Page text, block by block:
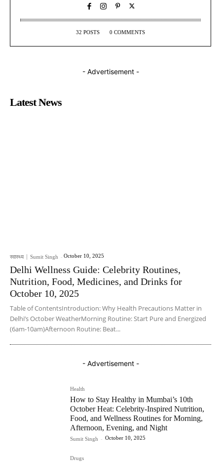
32 POSTS 0 COMMENTS
- Advertisement -
Latest News
स्वास्थ्य Sumit Singh - October 10, 2025
Delhi Wellness Guide: Celebrity Routines,
Nutrition, Food, Medicines, and Drinks for
October 10, 2025
Table of ContentsIntroduction: Why Health Precautions Matter in
Delhi’s October WeatherMorning Routine: Start Pure and Energized
(6am-10am)Afternoon Routine: Beat...
- Advertisement -
Health
How to Stay Healthy in Mumbai’s 10th
October Heat: Celebrity-Inspired Nutrition,
Food, and Wellness Routines for Morning,
Afternoon, Evening, and Night
Sumit Singh - October 10, 2025
Drugs